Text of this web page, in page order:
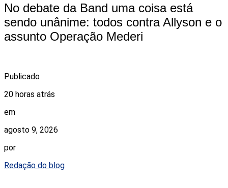
No debate da Band uma coisa está
sendo unânime: todos contra Allyson e o
assunto Operação Mederi
Publicado
20 horas atrás
em
agosto 9, 2026
por
Redação do blog